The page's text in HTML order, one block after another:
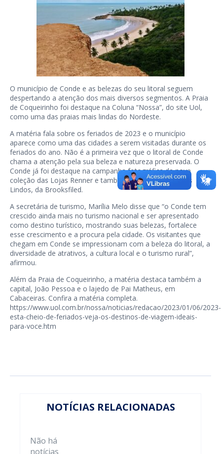
O município de Conde e as belezas do seu litoral seguem
despertando a atenção dos mais diversos segmentos. A Praia
de Coqueirinho foi destaque na Coluna “Nossa”, do site Uol,
como uma das praias mais lindas do Nordeste.
A matéria fala sobre os feriados de 2023 e o município
aparece como uma das cidades a serem visitadas durante os
feriados do ano. Não é a primeira vez que o litoral de Conde
chama a atenção pela sua beleza e natureza preservada. O
Conde já foi destaque na campanha fotográfica da nova
coleção das Lojas Renner e também da coleção Lugares
Lindos, da Brooksfiled.
A secretária de turismo, Marília Melo disse que “o Conde tem
crescido ainda mais no turismo nacional e ser apresentado
como destino turístico, mostrando suas belezas, fortalece
esse crescimento e a procura pela cidade. Os visitantes que
chegam em Conde se impressionam com a beleza do litoral, a
diversidade de atrativos, a cultura local e o turismo rural”,
afirmou.
Além da Praia de Coqueirinho, a matéria destaca também a
capital, João Pessoa e o lajedo de Pai Matheus, em
Cabaceiras. Confira a matéria completa.
https://www.uol.com.br/nossa/noticias/redacao/2023/01/06/2023-
esta-cheio-de-feriados-veja-os-destinos-de-viagem-ideais-
para-voce.htm
NOTÍCIAS RELACIONADAS
Não há
notícias